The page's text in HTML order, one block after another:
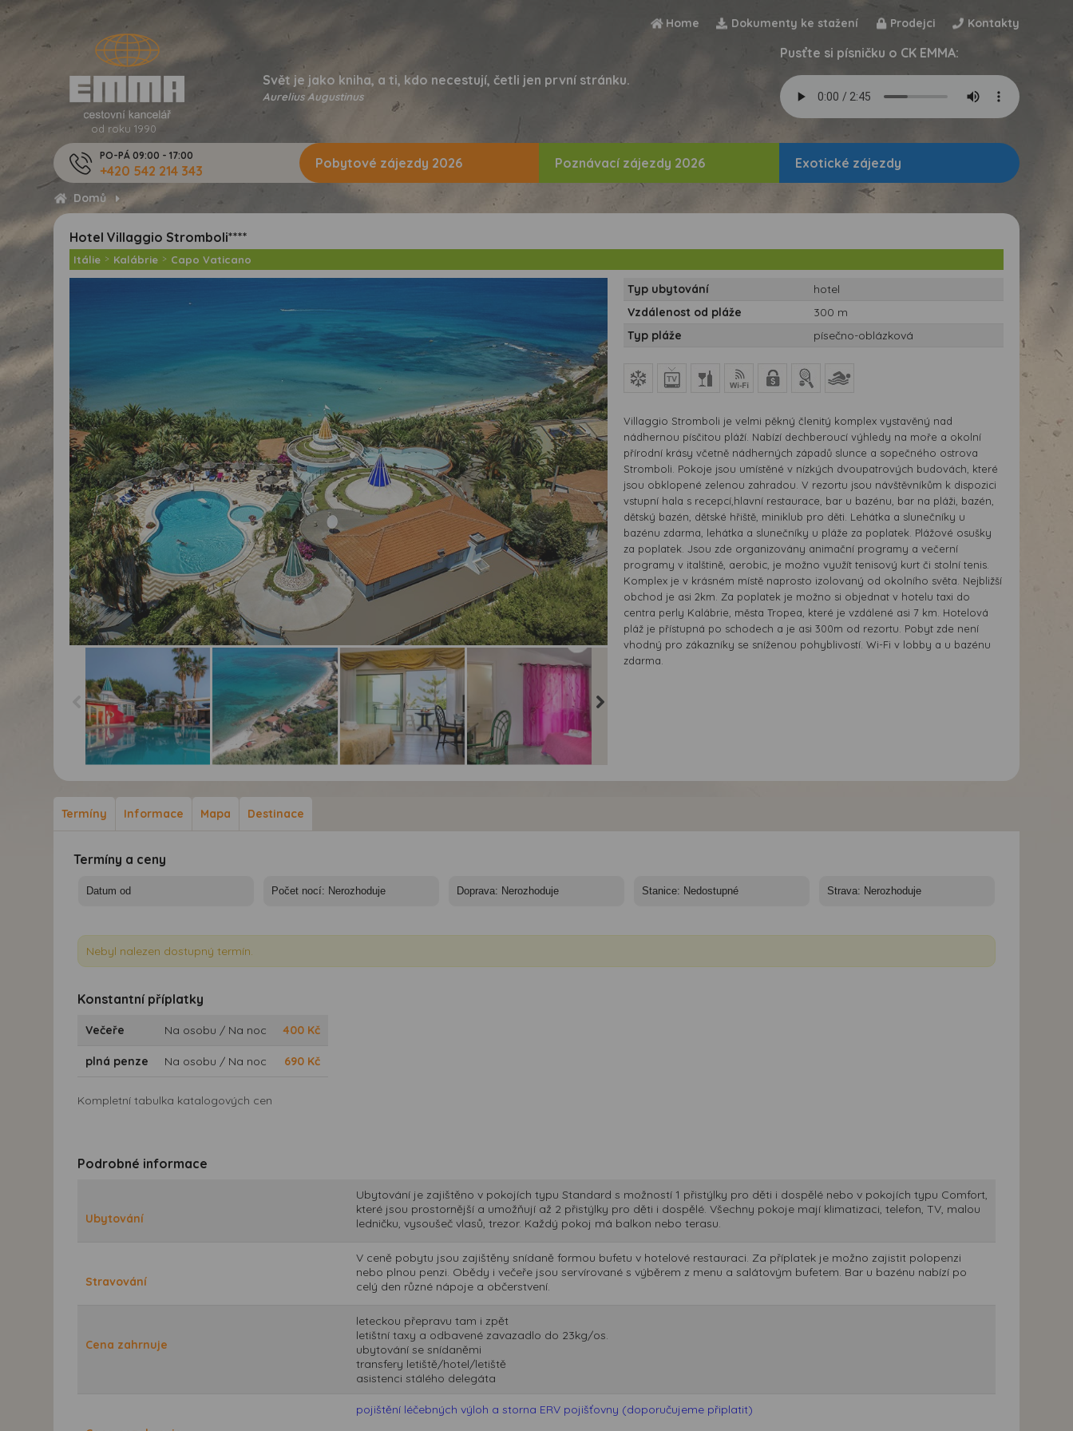
Home Dokumenty ke stažení Prodejci Kontakty
od roku 1990
Svět je jako kniha, a ti, kdo necestují, četli jen první stránku.
Aurelius Augustinus
Pusťte si písničku o CK EMMA:
PO-PÁ 09:00 - 17:00
+420 542 214 343
Domů
Pobytové zájezdy 2026 Poznávací zájezdy 2026 Exotické zájezdy
Hotel Villaggio Stromboli****
Itálie > Kalábrie > Capo Vaticano
hotelem
Typ ubytování
hotel
Vzdálenost od pláže
300 m
Typ pláže
písečno-oblázková
Villaggio Stromboli je velmi pěkný členitý komplex vystavěný nad
nádhernou písčitou pláží. Nabízí dechberoucí výhledy na moře a okolní
přírodní krásy včetně nádherných západů slunce a sopečného ostrova
Stromboli. Pokoje jsou umístěné v nízkých dvoupatrových budovách, které
jsou obklopené zelenou zahradou. V rezortu jsou návštěvníkům k dispozici
vstupní hala s recepcí,hlavní restaurace, bar u bazénu, bar na pláži, bazén,
dětský bazén, dětské hřiště, miniklub pro děti. Lehátka a slunečníky u
bazénu zdarma, lehátka a slunečníky u pláže za poplatek. Plážové osušky
za poplatek. Jsou zde organizovány animační programy a večerní
programy v italštině, aerobic, je možno využít tenisový kurt či stolní tenis.
Komplex je v krásném místě naprosto izolovaný od okolního světa. Nejbližší
obchod je asi 2km. Za poplatek je možno si objednat v hotelu taxi do
centra perly Kalábrie, města Tropea, které je vzdálené asi 7 km. Hotelová
pláž je přístupná po schodech a je asi 300m od rezortu. Pobyt zde není
vhodný pro zákazníky se sníženou pohyblivostí. Wi-Fi v lobby a u bazénu
zdarma.
Termíny Informace Mapa Destinace
Termíny a ceny
Nebyl nalezen dostupný termín.
Konstantní příplatky
Večeře Na osobu / Na noc 400 Kč
plná penze Na osobu / Na noc 690 Kč
Kompletní tabulka katalogových cen
Podrobné informace
Ubytování
Ubytování je zajištěno v pokojích typu Standard s možností 1 přistýlky pro děti i dospělé nebo v pokojích typu Comfort,
které jsou prostornější a umožňují až 2 přistýlky pro děti i dospělé. Všechny pokoje mají klimatizaci, telefon, TV, malou
ledničku, vysoušeč vlasů, trezor. Každý pokoj má balkon nebo terasu.
Stravování
V ceně pobytu jsou zajištěny snídaně formou bufetu v hotelové restauraci. Za příplatek je možno zajistit polopenzi
nebo plnou penzi. Obědy i večeře jsou servírované s výběrem z menu a salátovým bufetem. Bar u bazénu nabízí po
celý den různé nápoje a občerstvení.
Cena zahrnuje
leteckou přepravu tam i zpět
letištní taxy a odbavené zavazadlo do 23kg/os.
ubytování se snídaněmi
transfery letiště/hotel/letiště
asistenci stálého delegáta
pojištění léčebných výloh a storna ERV pojišťovny (doporučujeme připlatit)